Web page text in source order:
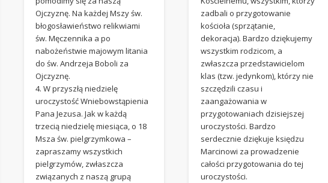
Ojczyznę. Na każdej Mszy św.
błogosławieństwo relikwiami
św. Męczennika a po
nabożeństwie majowym litania
do św. Andrzeja Boboli za
Ojczyznę.
4. W przyszłą niedzielę
uroczystość Wniebowstąpienia
Pana Jezusa. Jak w każdą
trzecią niedzielę miesiąca, o 18
Msza św. pielgrzymkowa –
zapraszamy wszystkich
pielgrzymów, zwłaszcza
związanych z naszą grupą
zadbali o przygotowanie
kościoła (sprzątanie,
dekoracja). Bardzo dziękujemy
wszystkim rodzicom, a
zwłaszcza przedstawicielom
klas (tzw. jedynkom), którzy nie
szczędzili czasu i
zaangażowania w
przygotowaniach dzisiejszej
uroczystości. Bardzo
serdecznie dziękuje księdzu
Marcinowi za prowadzenie
całości przygotowania do tej
uroczystości.